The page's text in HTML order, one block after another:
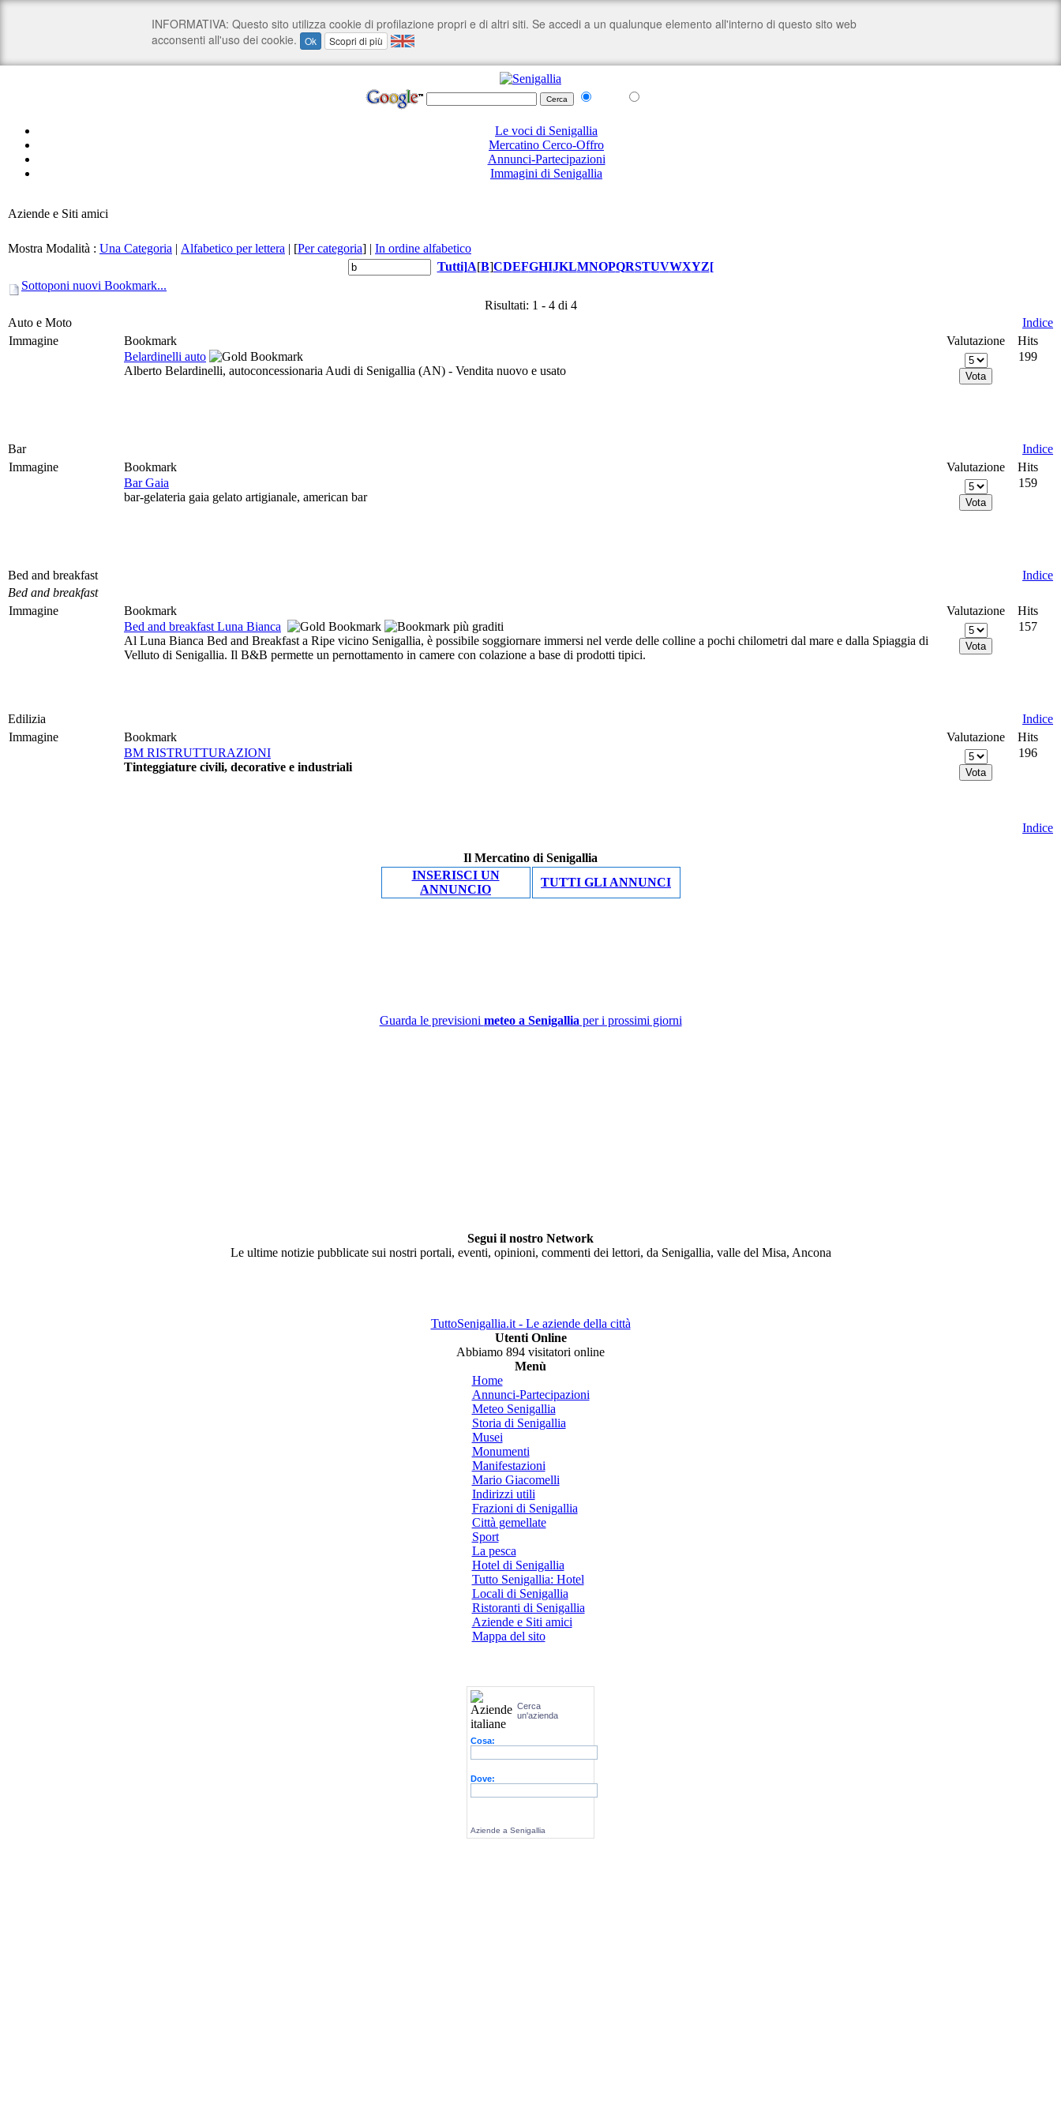
Le voci di Senigallia
Mercatino Cerco-Offro
Annunci-Partecipazioni
Immagini di Senigallia
Aziende e Siti amici
Mostra Modalità : Una Categoria | Alfabetico per lettera | [Per categoria] | In ordine alfabetico
Tutti]A[B]CDEFGHIJKLMNOPQRSTUVWXYZ[
Sottoponi nuovi Bookmark...
Risultati: 1 - 4 di 4
Auto e Moto
Indice
Immagine
Bookmark Valutazione
Hits
Belardinelli auto
Alberto Belardinelli, autoconcessionaria Audi di Senigallia (AN) - Vendita nuovo e usato
199
Bar
Indice
Immagine
Bookmark Valutazione
Hits
Bar Gaia
bar-gelateria gaia gelato artigianale, american bar
159
Bed and breakfast
Indice
Bed and breakfast
Immagine
Bookmark Valutazione
Hits
Bed and breakfast Luna Bianca
Al Luna Bianca Bed and Breakfast a Ripe vicino Senigallia, è possibile soggiornare immersi nel verde delle colline a pochi chilometri dal mare e dalla Spiaggia di
Velluto di Senigallia. Il B&B permette un pernottamento in camere con colazione a base di prodotti tipici.
157
Edilizia
Indice
Immagine
Bookmark Valutazione
Hits
BM RISTRUTTURAZIONI
Tinteggiature civili, decorative e industriali
196
Indice
Il Mercatino di Senigallia
INSERISCI UN
ANNUNCIO
TUTTI GLI ANNUNCI
Guarda le previsioni meteo a Senigallia per i prossimi giorni
Segui il nostro Network
Le ultime notizie pubblicate sui nostri portali, eventi, opinioni, commenti dei lettori, da Senigallia, valle del Misa, Ancona
TuttoSenigallia.it - Le aziende della città
Utenti Online
Abbiamo 894 visitatori online
Menù
Home
Annunci-Partecipazioni
Meteo Senigallia
Storia di Senigallia
Musei
Monumenti
Manifestazioni
Mario Giacomelli
Indirizzi utili
Frazioni di Senigallia
Città gemellate
Sport
La pesca
Hotel di Senigallia
Tutto Senigallia: Hotel
Locali di Senigallia
Ristoranti di Senigallia
Aziende e Siti amici
Mappa del sito
Cerca
un'azienda
Cosa:
Dove:
Aziende a Senigallia